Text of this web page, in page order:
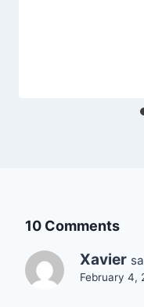
10 Comments
Xavier
February 4,